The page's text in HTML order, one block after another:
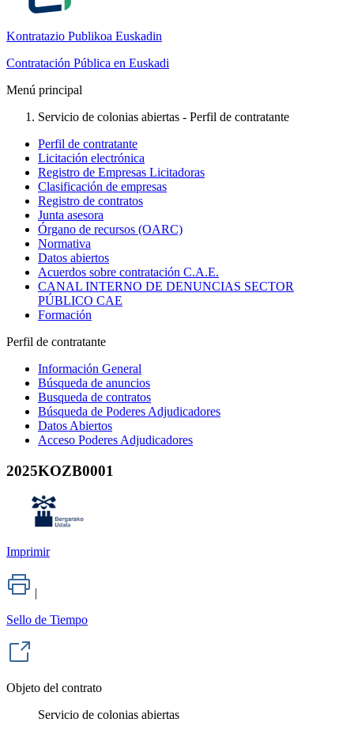
Kontratazio Publikoa Euskadin
Contratación Pública en Euskadi
Menú principal
Servicio de colonias abiertas - Perfil de contratante
Perfil de contratante
Licitación electrónica
Registro de Empresas Licitadoras
Clasificación de empresas
Registro de contratos
Junta asesora
Órgano de recursos (OARC)
Normativa
Datos abiertos
Acuerdos sobre contratación C.A.E.
CANAL INTERNO DE DENUNCIAS SECTOR
PÚBLICO CAE
Formación
Perfil de contratante
Información General
Búsqueda de anuncios
Busqueda de contratos
Búsqueda de Poderes Adjudicadores
Datos Abiertos
Acceso Poderes Adjudicadores
2025KOZB0001
Imprimir
|
Sello de Tiempo
Objeto del contrato
Servicio de colonias abiertas